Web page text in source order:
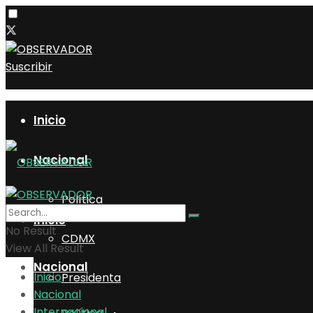
Suscribir
Inicio
Nacional
Política
CDMX
Presidenta
Inicio
Nacional
No Result
View All Result
Inicio
Nacional